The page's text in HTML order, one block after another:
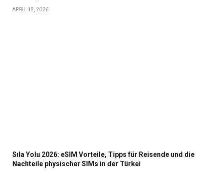
APRIL 18, 2026
Sıla Yolu 2026: eSIM Vorteile, Tipps für Reisende und die
Nachteile physischer SIMs in der Türkei